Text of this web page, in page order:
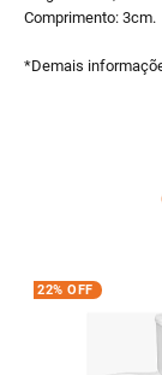
Comprimento: 3cm.
*Demais
22% OFF